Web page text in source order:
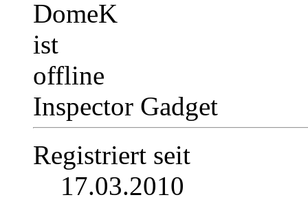
Inspector Gadget
Registriert seit
17.03.2010